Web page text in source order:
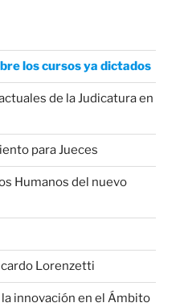
los cursos ya dictados
de la Judicatura en
para Jueces
Humanos del nuevo
Lorenzetti
innovación en el Ámbito